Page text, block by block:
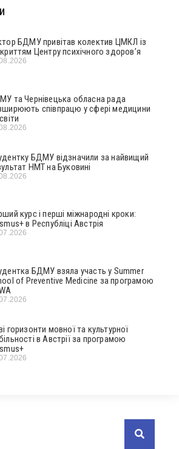
БДМУ привітав колектив ЦМКЛ із
Центру психічного здоров’я
та Чернівецька обласна рада
співпрацю у сфері медицини
БДМУ відзначили за найвищий
НМТ на Буковині
курс і перші міжнародні кроки:
в Республіці Австрія
БДМУ взяла участь у Summer
of Preventive Medicine за програмою
горизонти мовної та культурної
в Австрії за програмою